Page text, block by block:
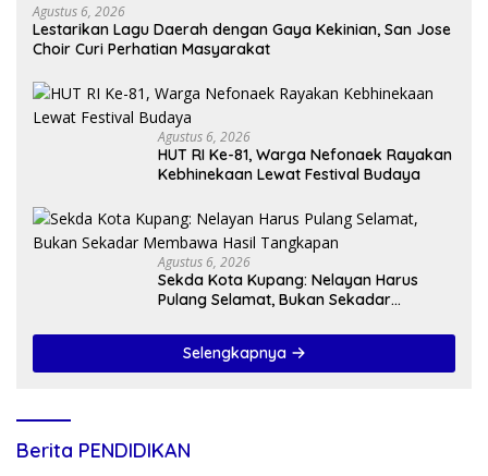
Agustus 6, 2026
Lestarikan Lagu Daerah dengan Gaya Kekinian, San Jose
Choir Curi Perhatian Masyarakat
Agustus 6, 2026
HUT RI Ke-81, Warga Nefonaek Rayakan
Kebhinekaan Lewat Festival Budaya
Agustus 6, 2026
Sekda Kota Kupang: Nelayan Harus
Pulang Selamat, Bukan Sekadar
Selengkapnya
Berita PENDIDIKAN